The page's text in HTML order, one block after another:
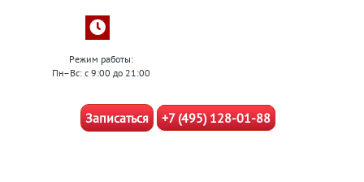
Режим работы:
Пн–Вс: с 9:00 до 21:00
Записаться +7 (495) 128-01-88